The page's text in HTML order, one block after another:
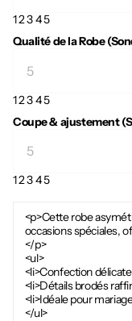
12345
Qualité de la Robe
12345
Coupe & ajustement
12345
<p>Cette robe
occasions spéciales,
</p>
<ul>
<li>Confection
<li>Détails brodés
<li>Idéale pour
</ul>